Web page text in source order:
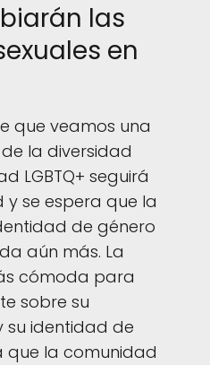
las
en
que veamos una
la diversidad
LGBTQ+ seguirá
se espera que la
de género
aún más. La
cómoda para
sobre su
su identidad de
que la comunidad